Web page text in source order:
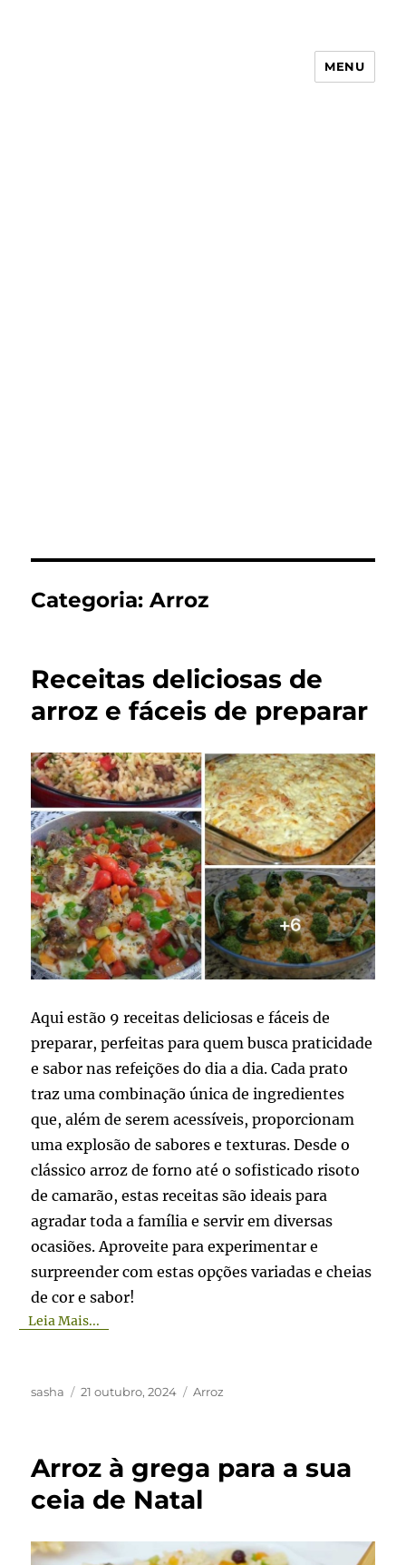
MENU
Categoria:Arroz
Receitas deliciosas de
arroz e fáceis de preparar
Aqui estão 9 receitas deliciosas e fáceis de
preparar, perfeitas para quem busca praticidade
e sabor nas refeições do dia a dia. Cada prato
traz uma combinação única de ingredientes
que, além de serem acessíveis, proporcionam
uma explosão de sabores e texturas. Desde o
clássico arroz de forno até o sofisticado risoto
de camarão, estas receitas são ideais para
agradar toda a família e servir em diversas
ocasiões. Aproveite para experimentar e
surpreender com estas opções variadas e cheias
de cor e sabor!
Leia Mais...
Autor
sasha
Publicado
21 outubro, 2024 Categorias
Arroz
Arroz à grega para a sua
ceia de Natal